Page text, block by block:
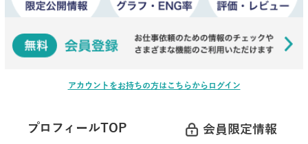
アカウントをお持ちの方はこちらからログイン
プロフィールTOP 会員限定情報